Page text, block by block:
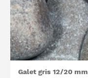
Galet gris 12/20 mm